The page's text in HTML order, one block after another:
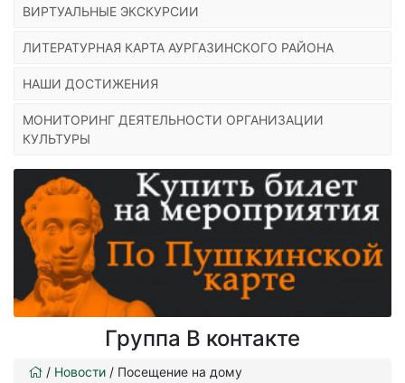
ВИРТУАЛЬНЫЕ ЭКСКУРСИИ
ЛИТЕРАТУРНАЯ КАРТА АУРГАЗИНСКОГО РАЙОНА
НАШИ ДОСТИЖЕНИЯ
МОНИТОРИНГ ДЕЯТЕЛЬНОСТИ ОРГАНИЗАЦИИ
КУЛЬТУРЫ
Группа В контакте
/ Новости / Посещение на дому